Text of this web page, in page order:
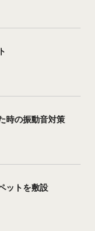
時の振動音対策
ットを敷設